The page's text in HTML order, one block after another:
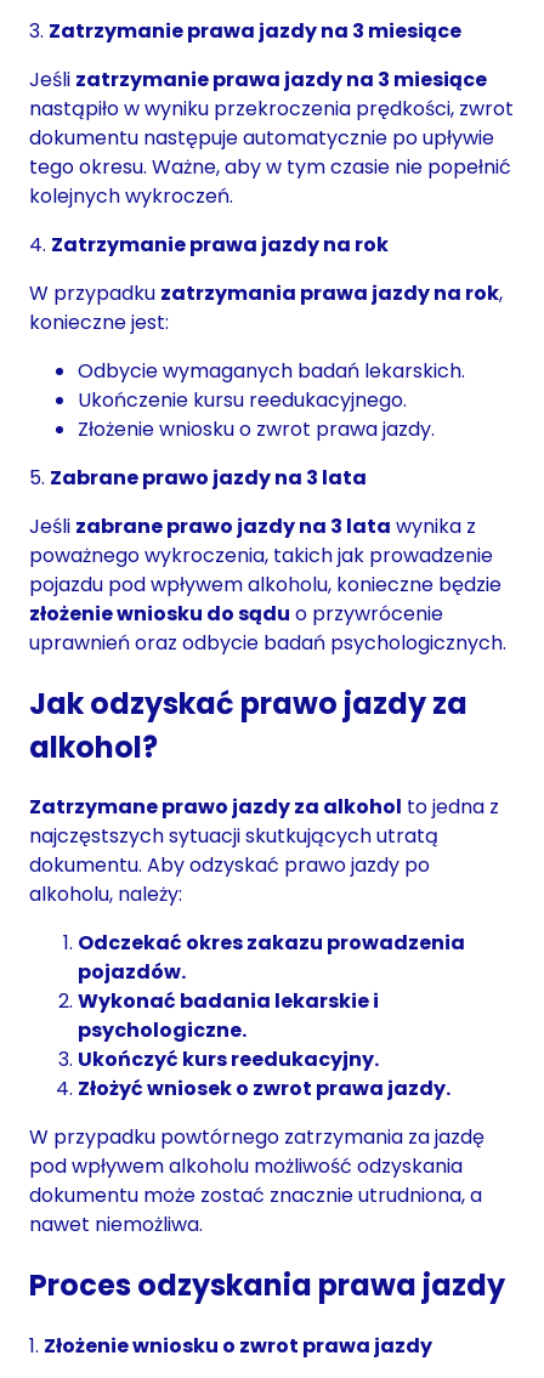
3. Zatrzymanie prawa jazdy na 3 miesiące
Jeśli zatrzymanie prawa jazdy na 3 miesiące
nastąpiło w wyniku przekroczenia prędkości, zwrot
dokumentu następuje automatycznie po upływie
tego okresu. Ważne, aby w tym czasie nie popełnić
kolejnych wykroczeń.
4. Zatrzymanie prawa jazdy na rok
W przypadku zatrzymania prawa jazdy na rok,
konieczne jest:
Odbycie wymaganych badań lekarskich.
Ukończenie kursu reedukacyjnego.
Złożenie wniosku o zwrot prawa jazdy.
5. Zabrane prawo jazdy na 3 lata
Jeśli zabrane prawo jazdy na 3 lata wynika z
poważnego wykroczenia, takich jak prowadzenie
pojazdu pod wpływem alkoholu, konieczne będzie
złożenie wniosku do sądu o przywrócenie
uprawnień oraz odbycie badań psychologicznych.
Jak odzyskać prawo jazdy za
alkohol?
Zatrzymane prawo jazdy za alkohol to jedna z
najczęstszych sytuacji skutkujących utratą
dokumentu. Aby odzyskać prawo jazdy po
alkoholu, należy:
Odczekać okres zakazu prowadzenia
pojazdów.
Wykonać badania lekarskie i
psychologiczne.
Ukończyć kurs reedukacyjny.
Złożyć wniosek o zwrot prawa jazdy.
W przypadku powtórnego zatrzymania za jazdę
pod wpływem alkoholu możliwość odzyskania
dokumentu może zostać znacznie utrudniona, a
nawet niemożliwa.
Proces odzyskania prawa jazdy
1. Złożenie wniosku o zwrot prawa jazdy